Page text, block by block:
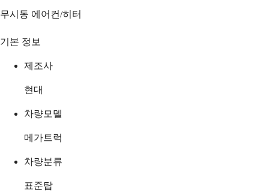
무시동 에어컨/히터
기본 정보
제조사
현대
차량모델
메가트럭
차량분류
표준탑